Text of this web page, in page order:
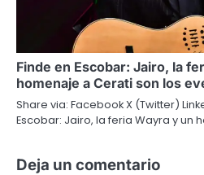
Finde en Escobar: Jairo, la
homenaje a Cerati son los
Share via: Facebook X (Twitter)
Escobar: Jairo, la feria Wayra y un
Deja un comentario